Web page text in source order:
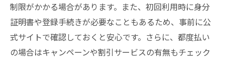
制限がかかる場合があります。また、初回利用時に身分
証明書や登録手続きが必要なこともあるため、事前に公
式サイトで確認しておくと安心です。さらに、都度払い
の場合はキャンペーンや割引サービスの有無もチェック